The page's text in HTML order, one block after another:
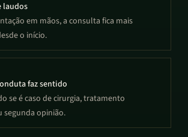
laudos
em mãos, a consulta fica mais
o início.
faz sentido
se é caso de cirurgia, tratamento
segunda opinião.